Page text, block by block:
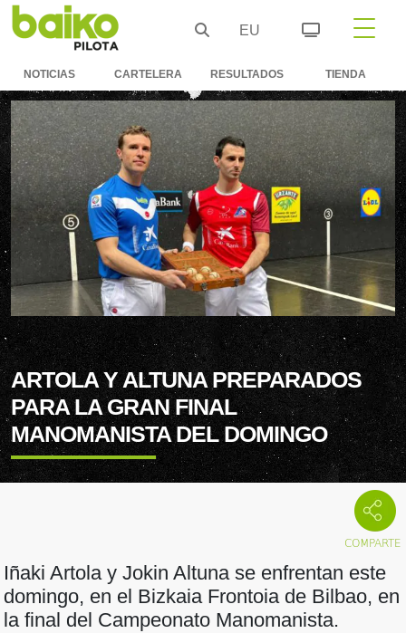
EU
NOTICIAS CARTELERA RESULTADOS TIENDA
ARTOLA Y ALTUNA PREPARADOS
PARA LA GRAN FINAL
MANOMANISTA DEL DOMINGO
Iñaki Artola y Jokin Altuna se enfrentan este
domingo, en el Bizkaia Frontoia de Bilbao, en
la final del Campeonato Manomanista.